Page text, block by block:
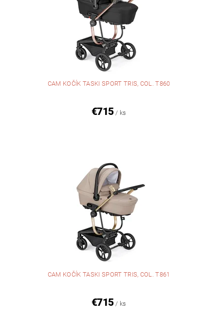
CAM KOČÍK TASKI SPORT TRIS, COL. T860
€715 / ks
CAM KOČÍK TASKI SPORT TRIS, COL. T861
€715 / ks